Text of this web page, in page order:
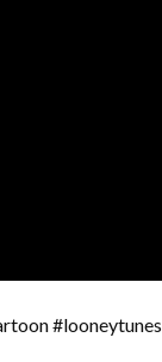
#looneytunes